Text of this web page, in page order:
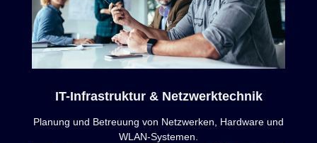
IT-Infrastruktur & Netzwerktechnik
Planung und Betreuung von Netzwerken, Hardware und
WLAN-Systemen.